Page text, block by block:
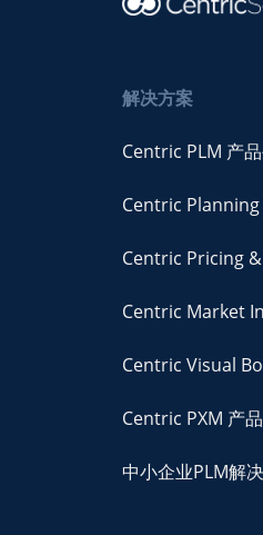
解决方案
Centric PLM 产
Centric Planning
Centric Pricing
Centric Market
Centric Visual
Centric PXM 产
中小企业PLM解